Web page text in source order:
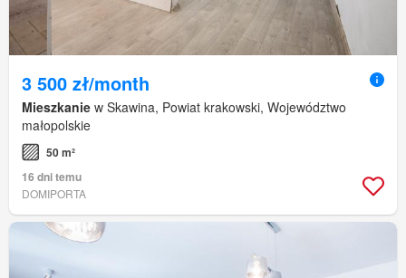
3 500 zł/month
Mieszkanie w Skawina, Powiat krakowski, Województwo
małopolskie
50 m²
16 dni temu
DOMIPORTA